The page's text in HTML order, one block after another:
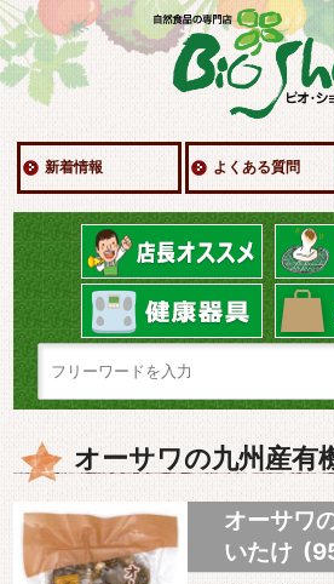
新着情報 よくある質問
オーサワの九州産有
オーサワ
いたけ